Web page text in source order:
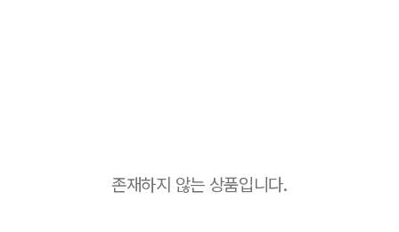
존재하지 않는 상품입니다.